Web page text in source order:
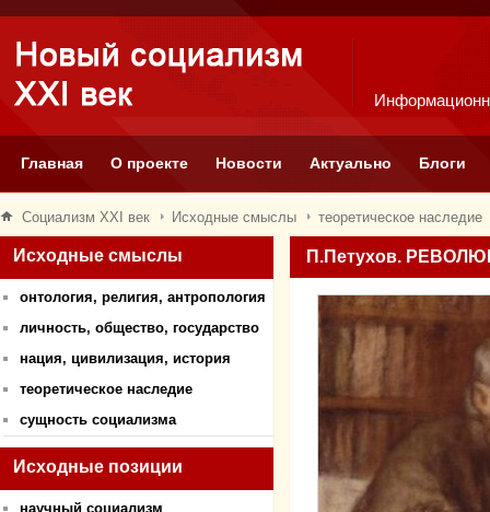
Главная О проекте Новости Актуально Блоги
Социализм XXI век Исходные смыслы теоретическое наследие
Исходные смыслы
онтология, религия, антропология
личность, общество, государство
нация, цивилизация, история
теоретическое наследие
сущность социализма
Исходные позиции
научный социализм
П.Петухов.